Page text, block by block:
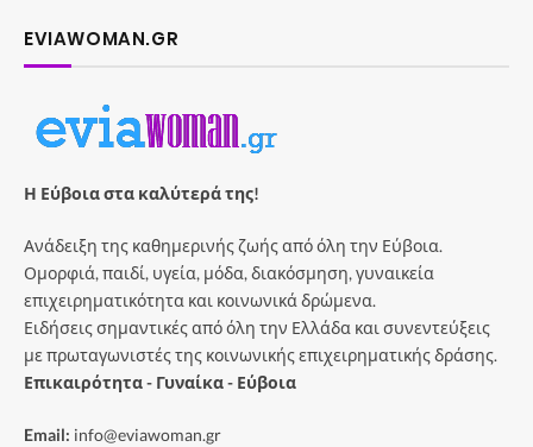
EVIAWOMAN.GR
Η Εύβοια στα καλύτερά της!
Ανάδειξη της καθημερινής ζωής από όλη την Εύβοια.
Ομορφιά, παιδί, υγεία, μόδα, διακόσμηση, γυναικεία
επιχειρηματικότητα και κοινωνικά δρώμενα.
Ειδήσεις σημαντικές από όλη την Ελλάδα και συνεντεύξεις
με πρωταγωνιστές της κοινωνικής επιχειρηματικής δράσης.
Επικαιρότητα - Γυναίκα - Εύβοια
Email: info@eviawoman.gr